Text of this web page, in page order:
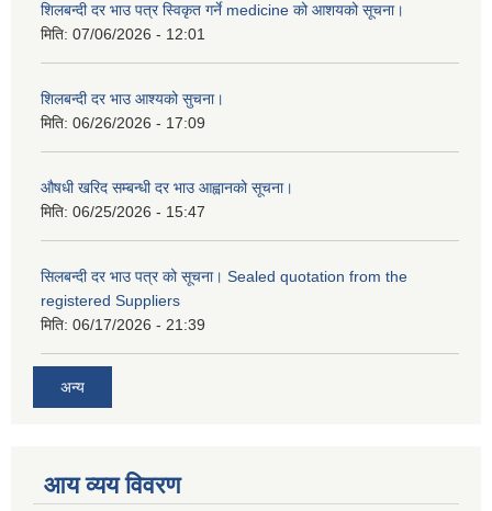
शिलबन्दी दर भाउ पत्र स्विकृत गर्ने medicine को आशयको सूचना।
मिति: 07/06/2026 - 12:01
शिलबन्दी दर भाउ आश्यको सुचना।
मिति: 06/26/2026 - 17:09
औषधी खरिद सम्बन्धी दर भाउ आह्वानको सूचना।
मिति: 06/25/2026 - 15:47
सिलबन्दी दर भाउ पत्र को सूचना। Sealed quotation from the
registered Suppliers
मिति: 06/17/2026 - 21:39
अन्य
आय व्यय विवरण